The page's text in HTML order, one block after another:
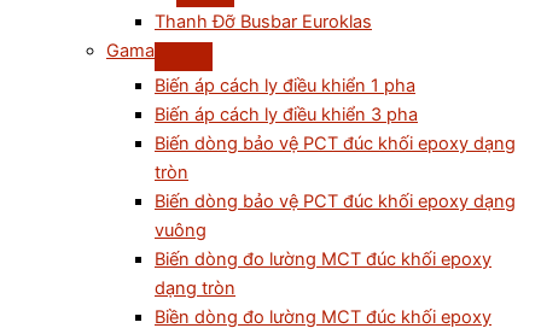
Thanh Đỡ Busbar Euroklas
Gama
Biến áp cách ly điều khiển 1 pha
Biến áp cách ly điều khiển 3 pha
Biến dòng bảo vệ PCT đúc khối epoxy dạng
tròn
Biến dòng bảo vệ PCT đúc khối epoxy dạng
vuông
Biến dòng đo lường MCT đúc khối epoxy
dạng tròn
Biền dòng đo lường MCT đúc khối epoxy